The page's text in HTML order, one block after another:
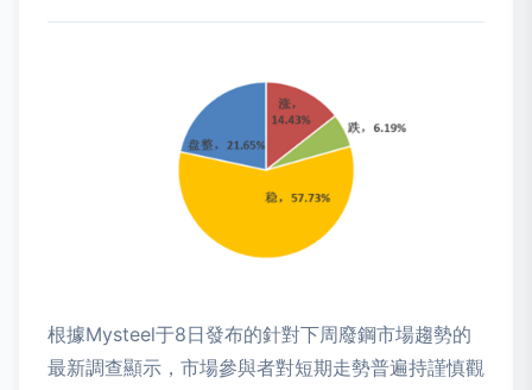
根據Mysteel于8日發布的針對下周廢鋼市場趨勢的
最新調查顯示，市場參與者對短期走勢普遍持謹慎觀